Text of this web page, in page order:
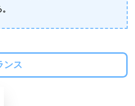
ンス